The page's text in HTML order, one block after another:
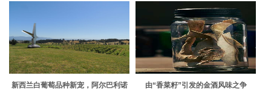
新西兰白葡萄品种新宠，阿尔巴利诺
由“香菜籽”引发的金酒风味之争